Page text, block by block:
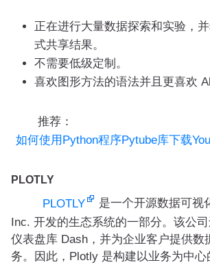
正在进行大量数据探索和实验，
式共享结果。
不需要低级定制。
喜欢图形方法的语法并且更喜欢
推荐：
如何使用Python程序Pytube库下载
PLOTLY
PLOTLY
是一个开源数据可视
Inc. 开发的生态系统的一部分。该公
仪表盘库 Dash，并为企业客户提供数
务。因此，Plotly 是构建以业务为中